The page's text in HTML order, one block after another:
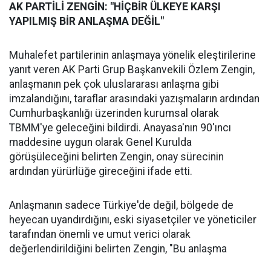
AK PARTİLİ ZENGİN: "HİÇBİR ÜLKEYE KARŞI
YAPILMIŞ BİR ANLAŞMA DEĞİL"
Muhalefet partilerinin anlaşmaya yönelik eleştirilerine
yanıt veren AK Parti Grup Başkanvekili Özlem Zengin,
anlaşmanın pek çok uluslararası anlaşma gibi
imzalandığını, taraflar arasındaki yazışmaların ardından
Cumhurbaşkanlığı üzerinden kurumsal olarak
TBMM'ye geleceğini bildirdi. Anayasa'nın 90'ıncı
maddesine uygun olarak Genel Kurulda
görüşüleceğini belirten Zengin, onay sürecinin
ardından yürürlüğe gireceğini ifade etti.
Anlaşmanın sadece Türkiye'de değil, bölgede de
heyecan uyandırdığını, eski siyasetçiler ve yöneticiler
tarafından önemli ve umut verici olarak
değerlendirildiğini belirten Zengin, "Bu anlaşma